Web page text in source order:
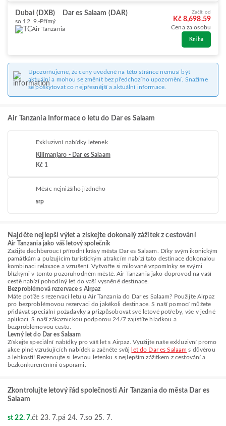
Dubai (DXB) Dar es Salaam (DAR)
so 12. 9. Přímý
Air Tanzania
Začít od
Kč 8,698.59
Cena za osobu
Kniha
Upozorňujeme, že ceny uvedené na této stránce nemusí být
aktuální a mohou se změnit bez předchozího upozornění. Snažíme
se poskytovat co nejpřesnější a aktuální informace.
Air Tanzania Informace o letu do Dar es Salaam
Exkluzivní nabídky letenek
Kilimanjaro - Dar es Salaam
Kč 1
Měsíc nejnižšího jízdného
srp
Najděte nejlepší výlet a získejte dokonalý zážitek z cestování
Air Tanzania jako váš letový společník
Zažijte dechberoucí přírodní krásy města Dar es Salaam. Díky svým ikonickým
památkám a pulzujícím turistickým atrakcím nabízí tato destinace dokonalou
kombinaci relaxace a vzrušení. Vytvořte si milované vzpomínky se svými
blízkými v tomto pozoruhodném městě. Air Tanzania jako doprovod na vaší
cestě nabízí pohodlný let do vaší vysněné destinace.
Bezproblémová rezervace s Airpaz
Máte potíže s rezervací letu u Air Tanzania do Dar es Salaam? Použijte Airpaz
pro bezproblémovou rezervaci do jakékoli destinace. S naší pomocí můžete
přidávat speciální požadavky a přizpůsobovat své letové potřeby, vše v jedné
aplikaci. S naší zákaznickou podporou 24/7 zajistíte hladkou a
bezproblémovou cestu.
Levný let do Dar es Salaam
Získejte speciální nabídky pro váš let s Airpaz. Využijte naše exkluzivní promo
akce plné vzrušujících nabídek a začněte svůj
let do Dar es Salaam s důvěrou
a lehkostí! Rezervujte si levnou letenku s nejlepším zážitkem z cestování a
bezkonkurenčními úsporami.
Zkontrolujte letový řád společnosti Air Tanzania do města Dar es
Salaam
st 22. 7.čt 23. 7.pá 24. 7.so 25. 7.